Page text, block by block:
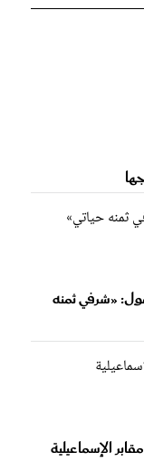
«شرفي ثمنه
الإسماعيلية